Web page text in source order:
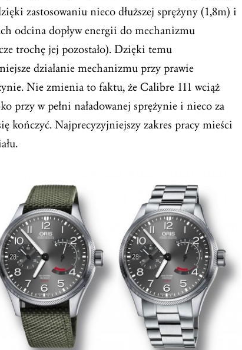
zastosowaniu nieco dłuższej sprężyny (1,8m) i
odcina dopływ energii do mechanizmu
trochę jej pozostało). Dzięki temu
działanie mechanizmu przy prawie
Nie zmienia to faktu, że Calibre 111 wciąż
przy w pełni naładowanej sprężynie i nieco za
kończyć. Najprecyzyjniejszy zakres pracy mieści